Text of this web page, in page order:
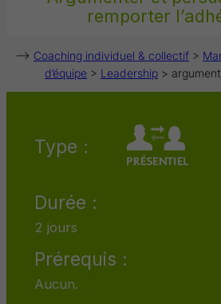
remporter
–> Coaching individuel & collectif >
d’équipe > Leadership >
Type :
Durée :
2 jours
Prérequis :
Aucun.